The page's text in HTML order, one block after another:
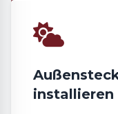
installieren